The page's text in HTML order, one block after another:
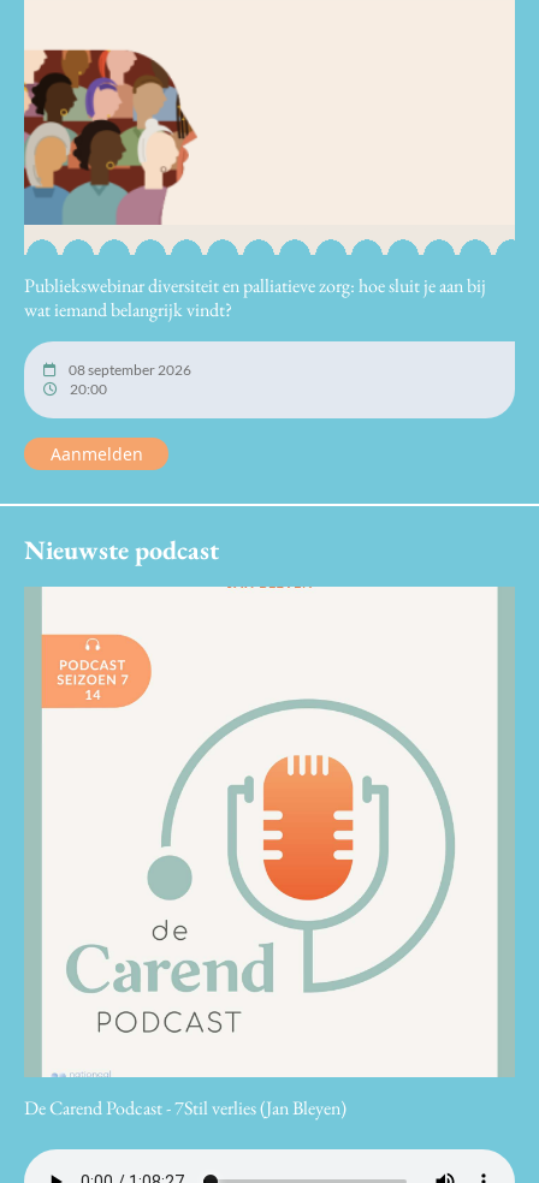
Publiekswebinar diversiteit en palliatieve zorg: hoe sluit je aan bij
wat iemand belangrijk vindt?
08 september 2026
20:00
Aanmelden
Nieuwste podcast
De Carend Podcast - 7Stil verlies (Jan Bleyen)